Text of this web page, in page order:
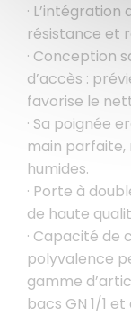
·
résistance et
· Conception
d’accès :
favorise le
· Sa poignée
main parfaite,
humides.
· Porte à
de haute
· Capacité de
polyvalence
gamme
bacs GN 1/1